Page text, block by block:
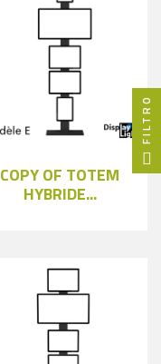
COPY OF TOTEM
HYBRIDE...
FILTRO